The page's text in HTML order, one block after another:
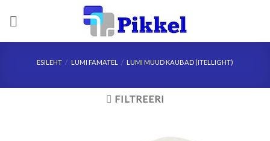
ESILEHT / LUMI FAMATEL / LUMI MUUD KAUBAD (ITELLIGHT)
FILTREERI